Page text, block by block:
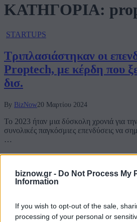
biznow.gr - Do Not Process My
Information
If you wish to opt-out of the sale,
processing of your personal or
ΚΑΤΗΓΟΡΙΑ:
STARTUPS
Τριπλασιάστηκαν οι
Proptech, με κέρδη που
δισ.
By BizNow20 Μαρτίου 2024
Το 2023 ήταν μια δύσκολη χρονιά για
συνολικές παγκόσμιες επενδύσεις να
…
χάθηκαν στα βιβλία